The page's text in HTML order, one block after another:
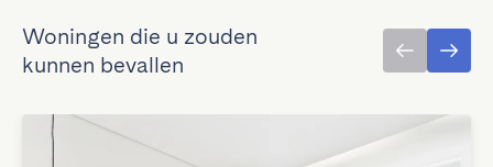
Woningen die u zouden
kunnen bevallen